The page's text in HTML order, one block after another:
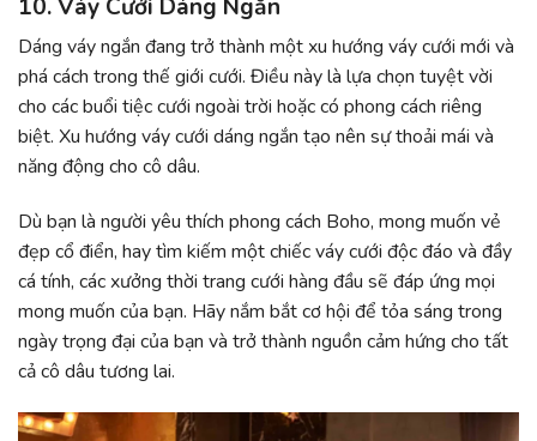
10. Váy Cưới Dáng Ngắn
Dáng váy ngắn đang trở thành một xu hướng váy cưới mới và
phá cách trong thế giới cưới. Điều này là lựa chọn tuyệt vời
cho các buổi tiệc cưới ngoài trời hoặc có phong cách riêng
biệt. Xu hướng váy cưới dáng ngắn tạo nên sự thoải mái và
năng động cho cô dâu.
Dù bạn là người yêu thích phong cách Boho, mong muốn vẻ
đẹp cổ điển, hay tìm kiếm một chiếc váy cưới độc đáo và đầy
cá tính, các xưởng thời trang cưới hàng đầu sẽ đáp ứng mọi
mong muốn của bạn. Hãy nắm bắt cơ hội để tỏa sáng trong
ngày trọng đại của bạn và trở thành nguồn cảm hứng cho tất
cả cô dâu tương lai.